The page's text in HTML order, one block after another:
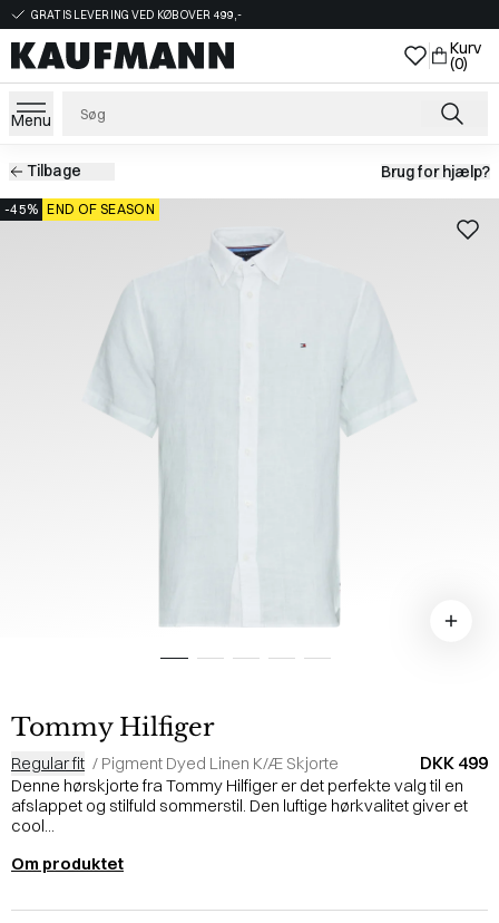
GRATIS LEVERING VED KØB OVER 499,-
Kurv
(0)
Menu
Tilbage Brug for hjælp?
-45% END OF SEASON
Tommy Hilfiger
Regular fit / Pigment Dyed Linen K/Æ Skjorte DKK 499
Denne hørskjorte fra Tommy Hilfiger er det perfekte valg til en
afslappet og stilfuld sommerstil. Den luftige hørkvalitet giver et
cool...
Om produktet